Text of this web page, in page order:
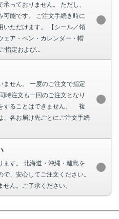
っておりません。 ただし、
可能です。 ご注文手続き時に
いただけます。 【シール／領
ェア・ペン・カレンダー・帽
指定および...
ません。 一度のご注文で指定
時注文も一回のご注文となり
することはできません。 複
、各お届け先ごとにご注文手続
ます。 北海道・沖縄・離島を
、安心してご注文ください。
ん。ご了承ください。